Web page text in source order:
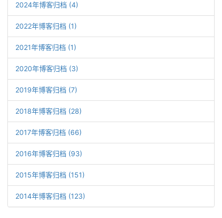
2024年博客归档 (4)
2022年博客归档 (1)
2021年博客归档 (1)
2020年博客归档 (3)
2019年博客归档 (7)
2018年博客归档 (28)
2017年博客归档 (66)
2016年博客归档 (93)
2015年博客归档 (151)
2014年博客归档 (123)